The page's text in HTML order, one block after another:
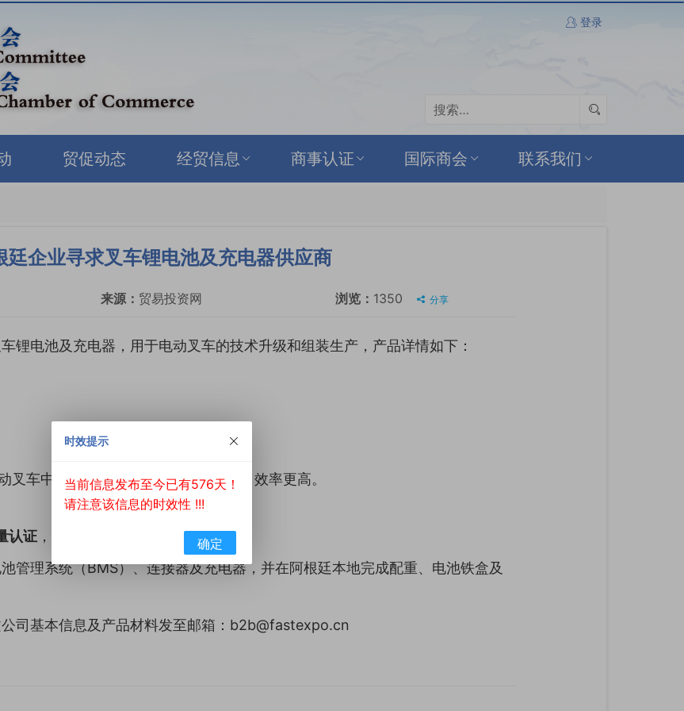
登录
贸促动态 经贸信息 商事认证 国际商会 联系我们
廷企业寻求叉车锂电池及充电器供应商
来源： 贸易投资网 浏览： 1350 分享
锂电池及充电器，用于电动叉车的技术升级和组装生产，产品详情如下：
叉车中的传统铅酸电池，技术更先进，效率更高。
认证 ，确保产品质量符合国际标准。
管理系统（BMS）、连接器及充电器，并在阿根廷本地完成配重、电池铁盒及
司基本信息及产品材料发至邮箱：b2b@fastexpo.cn
时效提示
当前信息发布至今已有576天！
请注意该信息的时效性 !!!
确定